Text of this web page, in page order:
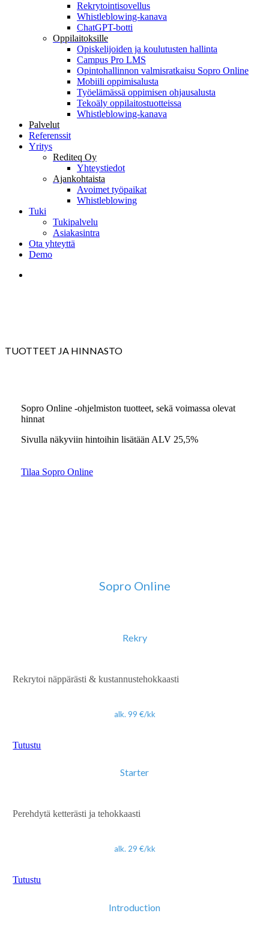
Rekrytointisovellus
Whistleblowing-kanava
ChatGPT-botti
Oppilaitoksille
Opiskelijoiden ja koulutusten hallinta
Campus Pro LMS
Opintohallinnon valmisratkaisu Sopro Online
Mobiili oppimisalusta
Työelämässä oppimisen ohjausalusta
Tekoäly oppilaitostuotteissa
Whistleblowing-kanava
Palvelut
Referenssit
Yritys
Rediteq Oy
Yhteystiedot
Ajankohtaista
Avoimet työpaikat
Whistleblowing
Tuki
Tukipalvelu
Asiakasintra
Ota yhteyttä
Demo
TUOTTEET JA HINNASTO
Sopro Online -ohjelmiston tuotteet, sekä voimassa olevat
hinnat
Sivulla näkyviin hintoihin lisätään ALV 25,5%
Tilaa Sopro Online
Sopro Online
Rekry
Rekrytoi näppärästi & kustannustehokkaasti
alk. 99 €/kk
Tutustu
Starter
Perehdytä ketterästi ja tehokkaasti
alk. 29 €/kk
Tutustu
Introduction